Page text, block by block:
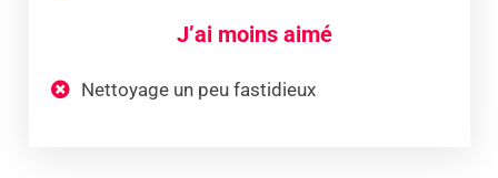
J’ai moins aimé
Nettoyage un peu fastidieux